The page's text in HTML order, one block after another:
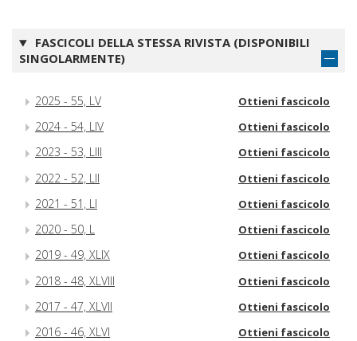
FASCICOLI DELLA STESSA RIVISTA (DISPONIBILI
SINGOLARMENTE)
2025 - 55, LV Ottieni fascicolo
2024 - 54, LIV Ottieni fascicolo
2023 - 53, LIII Ottieni fascicolo
2022 - 52, LII Ottieni fascicolo
2021 - 51, LI Ottieni fascicolo
2020 - 50, L Ottieni fascicolo
2019 - 49, XLIX Ottieni fascicolo
2018 - 48, XLVIII Ottieni fascicolo
2017 - 47, XLVII Ottieni fascicolo
2016 - 46, XLVI Ottieni fascicolo